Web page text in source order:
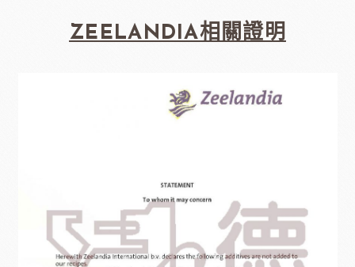
ZEELANDIA相關證明